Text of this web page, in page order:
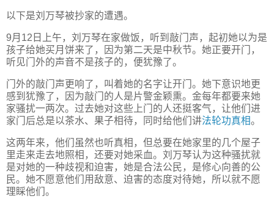
以下是刘万琴被抄家的遭遇。
9月12日上午，刘万琴在家做饭，听到敲门声，起初她以为是
孩子给她买月饼来了，因为第二天是中秋节。她正要开门，
听见门外的声音不是孩子的，便犹豫了。
门外的敲门声更响了，叫着她的名字让开门。她下意识地更
感到犹豫了，因为敲门的人是片警金颖熏。金每年都要来她
家骚扰一两次。过去她对这些上门的人还挺客气，让他们进
家门后总是以茶水、果子相待，同时给他们讲法轮功真相。
这两年来，他们虽然也听真相，但总要在她家里的几个屋子
里走来走去地照相，还要对她采血。刘万琴认为这种骚扰就
是对她的一种歧视和迫害，她是合法公民，是修心向善的公
民。她不愿意他们用敌意、迫害的态度对待她，所以就不愿
理睬他们。